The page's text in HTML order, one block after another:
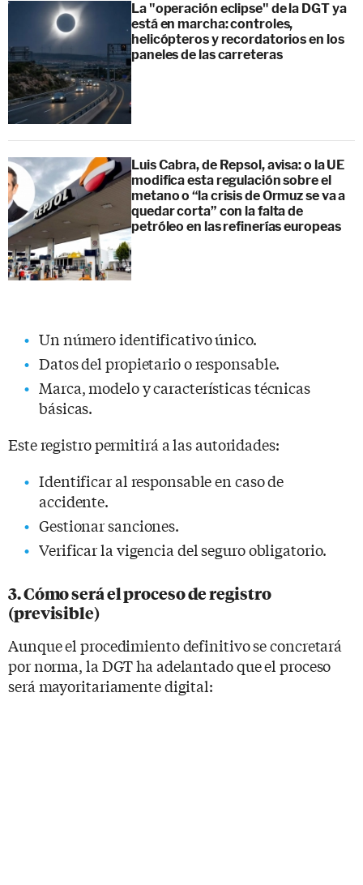
La "operación eclipse" de la DGT ya
está en marcha: controles,
helicópteros y recordatorios en los
paneles de las carreteras
Luis Cabra, de Repsol, avisa: o la UE
modifica esta regulación sobre el
metano o “la crisis de Ormuz se va a
quedar corta” con la falta de
petróleo en las refinerías europeas
Un número identificativo único.
Datos del propietario o responsable.
Marca, modelo y características técnicas
básicas.
Este registro permitirá a las autoridades:
Identificar al responsable en caso de
accidente.
Gestionar sanciones.
Verificar la vigencia del seguro obligatorio.
3. Cómo será el proceso de registro
(previsible)
Aunque el procedimiento definitivo se concretará
por norma, la DGT ha adelantado que el proceso
será mayoritariamente digital: